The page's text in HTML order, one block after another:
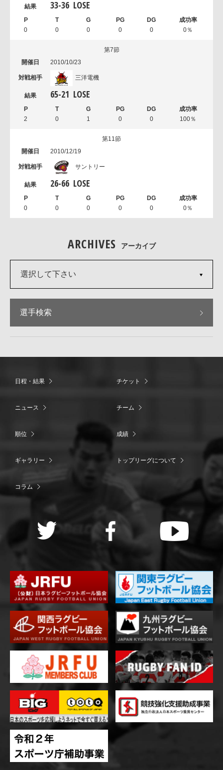
33-36 LOSE
0 0 0 0 0 0％
第7節
2010/10/23
三洋電機
65-21 LOSE
2 0 1 0 0 100％
第11節
2010/12/19
サントリー
26-66 LOSE
0 0 0 0 0 0％
ARCHIVES アーカイブ
選択して下さい
選手検索
日程・結果 チケット
ニュース チーム
順位 成績
ギャラリー トップリーグについて
コラム